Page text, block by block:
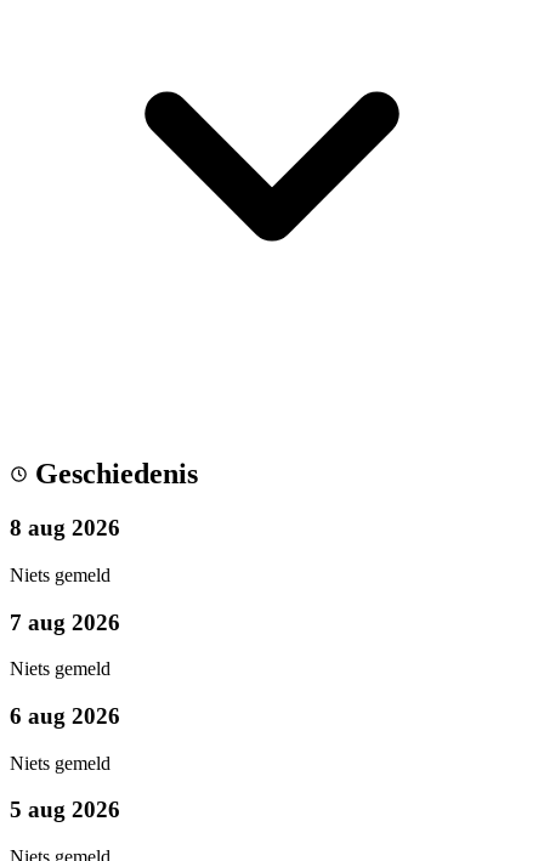
Geschiedenis
8 aug 2026
Niets gemeld
7 aug 2026
Niets gemeld
6 aug 2026
Niets gemeld
5 aug 2026
Niets gemeld